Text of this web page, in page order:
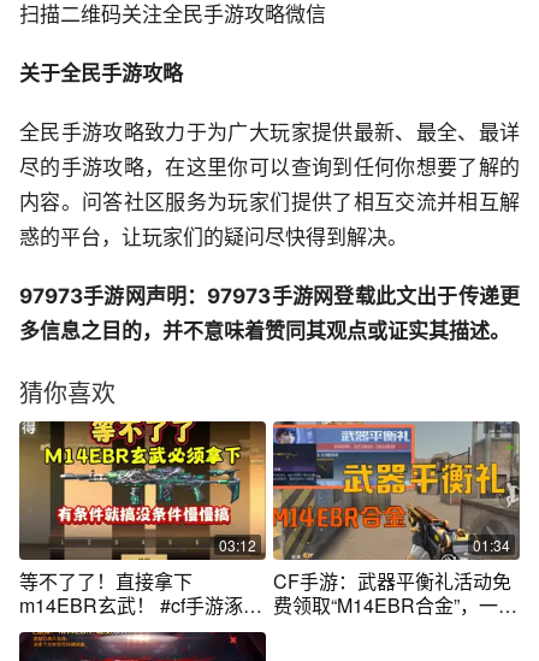
扫描二维码关注全民手游攻略微信
关于全民手游攻略
全民手游攻略致力于为广大玩家提供最新、最全、最详
尽的手游攻略，在这里你可以查询到任何你想要了解的
内容。问答社区服务为玩家们提供了相互交流并相互解
惑的平台，让玩家们的疑问尽快得到解决。
97973手游网声明：97973手游网登载此文出于传递更
多信息之目的，并不意味着赞同其观点或证实其描述。
猜你喜欢
03:12
等不了了！直接拿下
m14EBR玄武！ #cf手游涿鹿
山海
01:34
CF手游：武器平衡礼活动免
费领取“M14EBR合金”，一把